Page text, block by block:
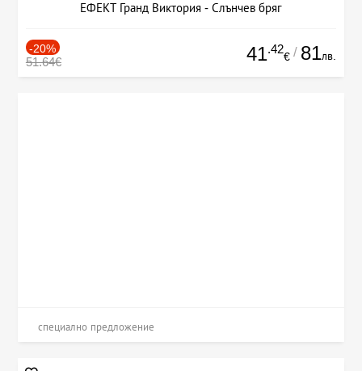
ЕФЕКТ Гранд Виктория - Слънчев бряг
-20%
51.64€ 41.42
€ / 81лв.
специално предложение